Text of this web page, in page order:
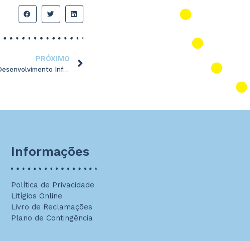
PRÓXIMO
Sessão de Sensibilização “Desenvolvimento Infantil – 0 aos 6 anos”_EMAEI
Informações
Política de Privacidade
Litígios Online
Livro de Reclamações
Plano de Contingência